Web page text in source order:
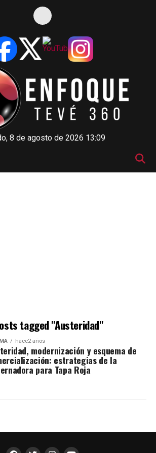
8 de agosto de 2026 13:09
tagged "Austeridad"
hace2 años
modernización y esquema de
estrategias de la
para Tapa Roja